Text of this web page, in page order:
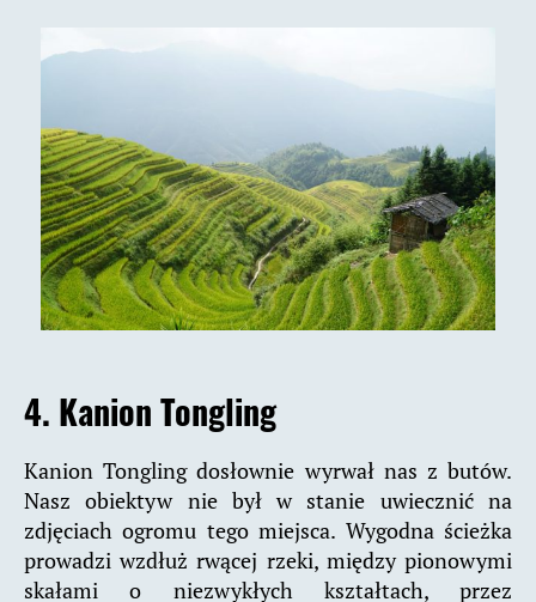
4. Kanion Tongling
Kanion Tongling dosłownie wyrwał nas z butów.
Nasz obiektyw nie był w stanie uwiecznić na
zdjęciach ogromu tego miejsca. Wygodna ścieżka
prowadzi wzdłuż rwącej rzeki, między pionowymi
skałami o niezwykłych kształtach, przez